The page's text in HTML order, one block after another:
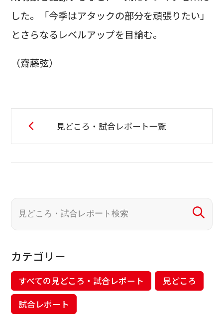
した。「今季はアタックの部分を頑張りたい」
とさらなるレベルアップを目論む。
（齋藤弦）
見どころ・試合レポート一覧
カテゴリー
すべての見どころ・試合レポート
見どころ
試合レポート